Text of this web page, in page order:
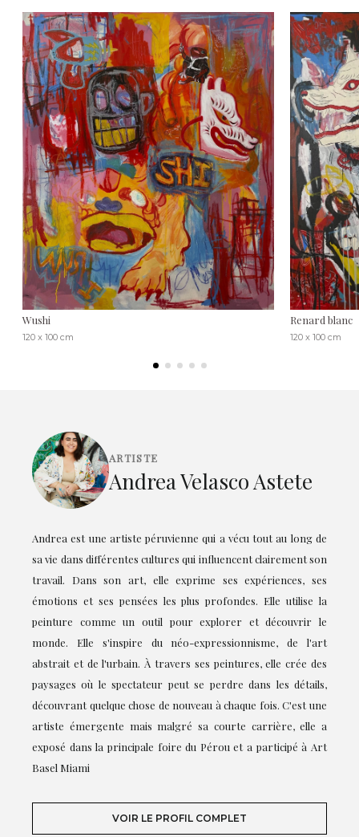
Wushi
120 x 100 cm
Renard blanc
120 x 100 cm
ARTISTE
Andrea Velasco Astete
Andrea est une artiste péruvienne qui a vécu tout au long de
sa vie dans différentes cultures qui influencent clairement son
travail. Dans son art, elle exprime ses expériences, ses
émotions et ses pensées les plus profondes. Elle utilise la
peinture comme un outil pour explorer et découvrir le
monde. Elle s'inspire du néo-expressionnisme, de l'art
abstrait et de l'urbain. À travers ses peintures, elle crée des
paysages où le spectateur peut se perdre dans les détails,
découvrant quelque chose de nouveau à chaque fois. C'est une
artiste émergente mais malgré sa courte carrière, elle a
exposé dans la principale foire du Pérou et a participé à Art
Basel Miami
VOIR LE PROFIL COMPLET